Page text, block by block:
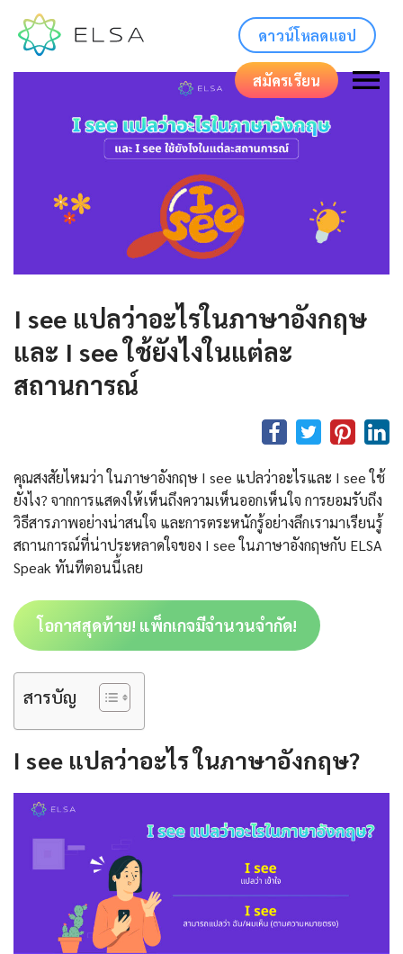
ดาวน์โหลดแอป
สมัครเรียน
I see แปลว่าอะไรในภาษาอังกฤษ
และ I see ใช้ยังไงในแต่ละ
สถานการณ์
คุณสงสัยไหมว่า ในภาษาอังกฤษ I see แปลว่าอะไรและ I see ใช้
ยังไง? จากการแสดงให้เห็นถึงความเห็นออกเห็นใจ การยอมรับถึง
วิธีสารภาพอย่างน่าสนใจ และการตระหนักรู้อย่างลึกเรามาเรียนรู้
สถานการณ์ที่น่าประหลาดใจของ I see ในภาษาอังกฤษกับ ELSA
Speak ทันทีตอนนี้เลย
โอกาสสุดท้าย! แพ็กเกจมีจำนวนจำกัด!
สารบัญ
I see แปลว่าอะไร ในภาษาอังกฤษ?